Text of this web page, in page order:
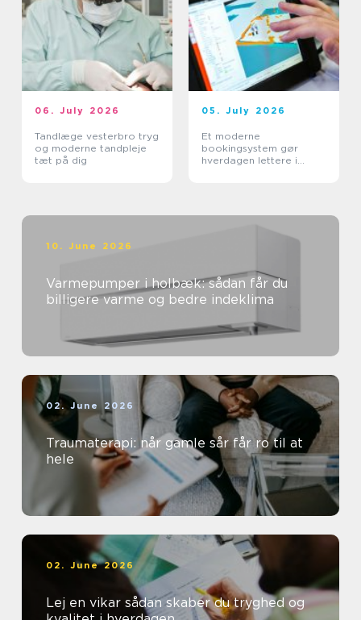
06. July 2026
Tandlæge vesterbro tryg
og moderne tandpleje
tæt på dig
05. July 2026
Et moderne
bookingsystem gør
hverdagen lettere i
10. June 2026
Varmepumper i holbæk: sådan får du
billigere varme og bedre indeklima
02. June 2026
Traumaterapi: når gamle sår får ro til at
hele
02. June 2026
Lej en vikar sådan skaber du tryghed og